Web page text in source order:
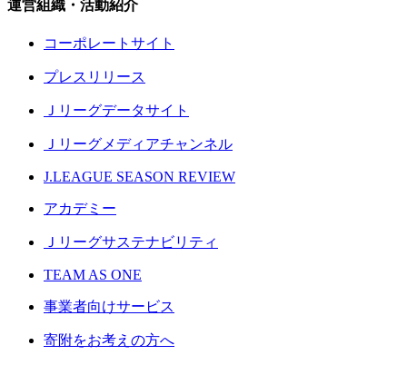
運営組織・活動紹介
コーポレートサイト
プレスリリース
Ｊリーグデータサイト
Ｊリーグメディアチャンネル
J.LEAGUE SEASON REVIEW
アカデミー
Ｊリーグサステナビリティ
TEAM AS ONE
事業者向けサービス
寄附をお考えの方へ